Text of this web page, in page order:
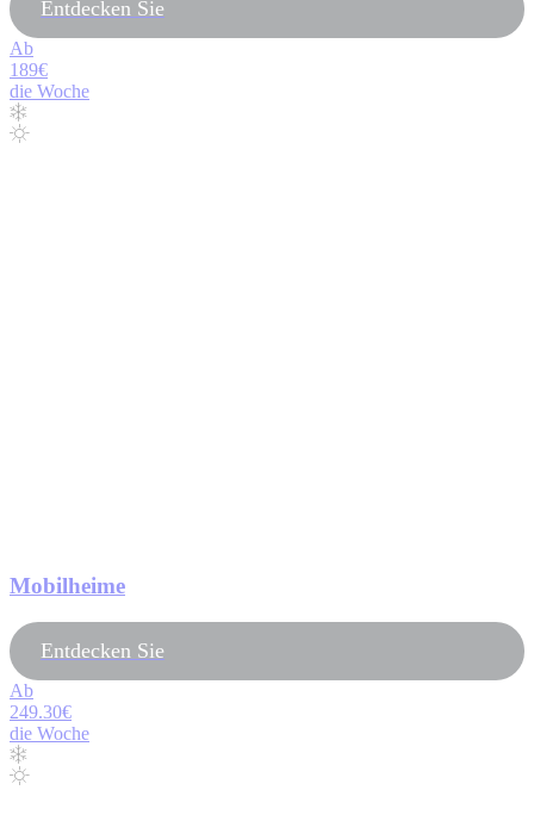
Entdecken Sie
Ab
189€
die Woche
Mobilheime
Entdecken Sie
Ab
249.30€
die Woche